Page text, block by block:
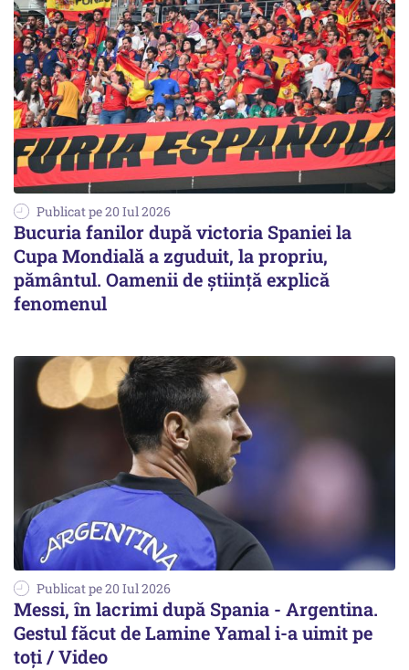
Publicat pe 20 Iul 2026
Bucuria fanilor după victoria Spaniei la
Cupa Mondială a zguduit, la propriu,
pământul. Oamenii de știință explică
fenomenul
Publicat pe 20 Iul 2026
Messi, în lacrimi după Spania - Argentina.
Gestul făcut de Lamine Yamal i-a uimit pe
toți / Video